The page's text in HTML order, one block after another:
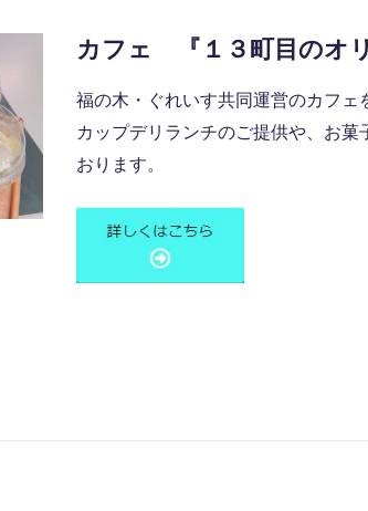
カフェ 『１３町目のオリ
福の木・ぐれいす共同運営のカフェ
カップデリランチのご提供や、お菓
おります。